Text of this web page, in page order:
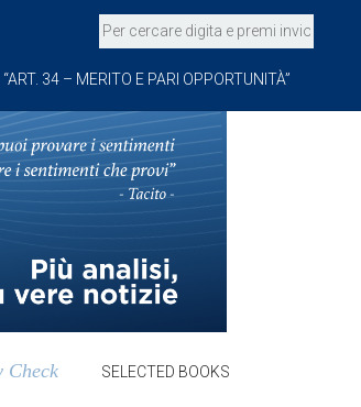
34 – MERITO E PARI OPPORTUNITÀ”
Check SELECTED BOOKS